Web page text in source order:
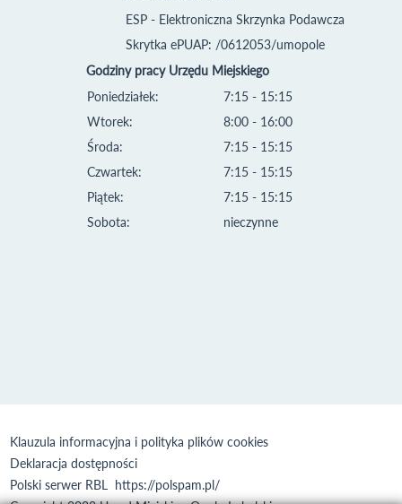
ESP - Elektroniczna Skrzynka Podawcza
Skrytka ePUAP: /0612053/umopole
Godziny pracy Urzędu Miejskiego
Poniedziałek:
Wtorek:
Środa:
Czwartek:
Piątek:
Sobota:
7:15 - 15:15
8:00 - 16:00
7:15 - 15:15
7:15 - 15:15
7:15 - 15:15
nieczynne
Klauzula informacyjna i polityka plików cookies
Deklaracja dostępności
Polski serwer RBL https://polspam.pl/